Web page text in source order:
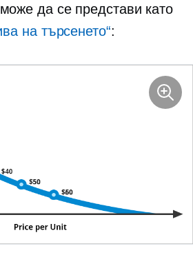
да се представи като
на търсенето“: